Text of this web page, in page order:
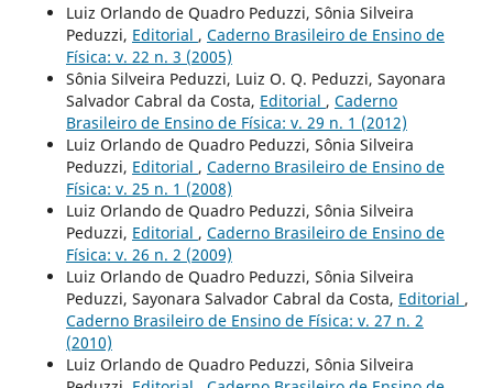
Luiz Orlando de Quadro Peduzzi, Sônia Silveira
Peduzzi, Editorial , Caderno Brasileiro de Ensino de
Física: v. 22 n. 3 (2005)
Sônia Silveira Peduzzi, Luiz O. Q. Peduzzi, Sayonara
Salvador Cabral da Costa, Editorial , Caderno
Brasileiro de Ensino de Física: v. 29 n. 1 (2012)
Luiz Orlando de Quadro Peduzzi, Sônia Silveira
Peduzzi, Editorial , Caderno Brasileiro de Ensino de
Física: v. 25 n. 1 (2008)
Luiz Orlando de Quadro Peduzzi, Sônia Silveira
Peduzzi, Editorial , Caderno Brasileiro de Ensino de
Física: v. 26 n. 2 (2009)
Luiz Orlando de Quadro Peduzzi, Sônia Silveira
Peduzzi, Sayonara Salvador Cabral da Costa, Editorial ,
Caderno Brasileiro de Ensino de Física: v. 27 n. 2
(2010)
Luiz Orlando de Quadro Peduzzi, Sônia Silveira